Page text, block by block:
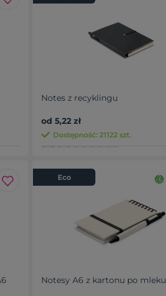
Notes z recyklingu
od 5,22 zł
Dostępność: 21122 szt.
Eco
Notesy A6 z kartonu po mleku